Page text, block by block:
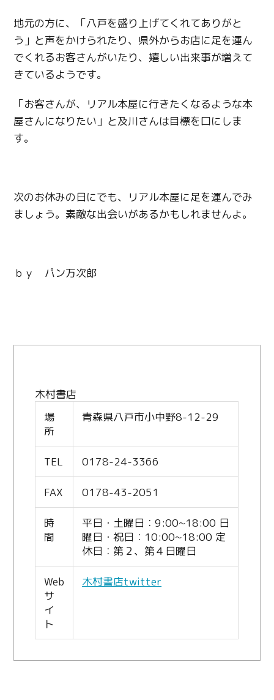
地元の方に、「八戸を盛り上げてくれてありがと
う」と声をかけられたり、県外からお店に足を運ん
でくれるお客さんがいたり、嬉しい出来事が増えて
きているようです。
「お客さんが、リアル本屋に行きたくなるような本
屋さんになりたい」と及川さんは目標を口にしま
す。
次のお休みの日にでも、リアル本屋に足を運んでみ
ましょう。素敵な出会いがあるかもしれませんよ。
ｂｙ パン万次郎
木村書店
場
所
青森県八戸市小中野8-12-29
TEL 0178-24-3366
FAX 0178-43-2051
時
間
平日・土曜日：9:00~18:00 日
曜日・祝日：10:00~18:00 定
休日：第２、第４日曜日
Web
サ
イ
ト
木村書店twitter